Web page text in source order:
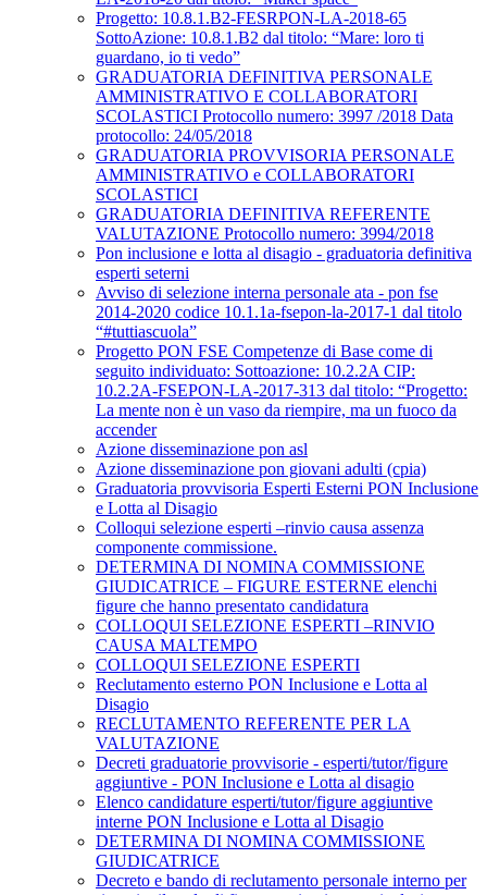
Progetto: 10.8.1.B2-FESRPON-LA-2018-65
SottoAzione: 10.8.1.B2 dal titolo: “Mare: loro ti
guardano, io ti vedo”
GRADUATORIA DEFINITIVA PERSONALE
AMMINISTRATIVO E COLLABORATORI
SCOLASTICI Protocollo numero: 3997 /2018 Data
protocollo: 24/05/2018
GRADUATORIA PROVVISORIA PERSONALE
AMMINISTRATIVO e COLLABORATORI
SCOLASTICI
GRADUATORIA DEFINITIVA REFERENTE
VALUTAZIONE Protocollo numero: 3994/2018
Pon inclusione e lotta al disagio - graduatoria definitiva
esperti seterni
Avviso di selezione interna personale ata - pon fse
2014-2020 codice 10.1.1a-fsepon-la-2017-1 dal titolo
“#tuttiascuola”
Progetto PON FSE Competenze di Base come di
seguito individuato: Sottoazione: 10.2.2A CIP:
10.2.2A-FSEPON-LA-2017-313 dal titolo: “Progetto:
La mente non è un vaso da riempire, ma un fuoco da
accender
Azione disseminazione pon asl
Azione disseminazione pon giovani adulti (cpia)
Graduatoria provvisoria Esperti Esterni PON Inclusione
e Lotta al Disagio
Colloqui selezione esperti –rinvio causa assenza
componente commissione.
DETERMINA DI NOMINA COMMISSIONE
GIUDICATRICE – FIGURE ESTERNE elenchi
figure che hanno presentato candidatura
COLLOQUI SELEZIONE ESPERTI –RINVIO
CAUSA MALTEMPO
COLLOQUI SELEZIONE ESPERTI
Reclutamento esterno PON Inclusione e Lotta al
Disagio
RECLUTAMENTO REFERENTE PER LA
VALUTAZIONE
Decreti graduatorie provvisorie - esperti/tutor/figure
aggiuntive - PON Inclusione e Lotta al disagio
Elenco candidature esperti/tutor/figure aggiuntive
interne PON Inclusione e Lotta al Disagio
DETERMINA DI NOMINA COMMISSIONE
GIUDICATRICE
Decreto e bando di reclutamento personale interno per